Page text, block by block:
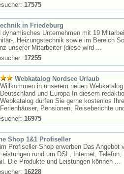
17575
in Friedeburg
Unternehmen mit 19
, Heizungstechnik sowie im Bereich
unserer Mitarbeiter (diese wird ...
17255
Webkatalog Nordsee Urlaub
Willkommen in unserem neuen
Deutschland und Europa In diesem
Webkatalog dürfen Sie gerne kostenlos
Ferienhäuser, Pensionen, Reiseberichte
16975
Shop 1&1 Profiseller
Profiseller-Shop erwerben Das Angebot
rund um DSL, Internet, Telefon,
Die Produkte und Leistungen können ...
16228